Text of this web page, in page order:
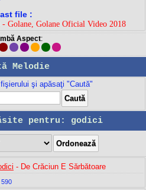
file :
- Golane, Golane Oficial Video 2018
Aspect:
Melodie
şi apăsaţi "Caută"
pentru: godici
- De Crăciun E Sărbătoare
590